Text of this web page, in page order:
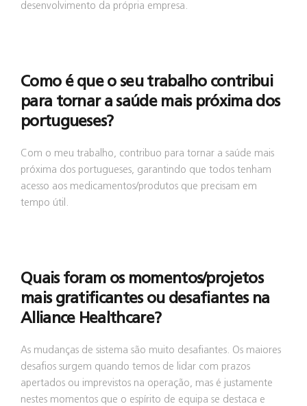
desenvolvimento da própria empresa.
Como é que o seu trabalho contribui
para tornar a saúde mais próxima dos
portugueses?
Com o meu trabalho, contribuo para tornar a saúde mais
próxima dos portugueses, garantindo que todos tenham
acesso aos medicamentos/produtos que precisam em
tempo útil.
Quais foram os momentos/projetos
mais gratificantes ou desafiantes na
Alliance Healthcare?
As mudanças de sistema são muito desafiantes. Os maiores
desafios surgem quando temos de lidar com prazos
apertados ou imprevistos na operação, mas é justamente
nestes momentos que o espírito de equipa se destaca e